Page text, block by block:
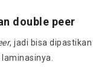
double peer
, jadi bisa dipastikan